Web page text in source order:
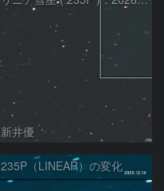
新井優
235P（LINEAR）の変化